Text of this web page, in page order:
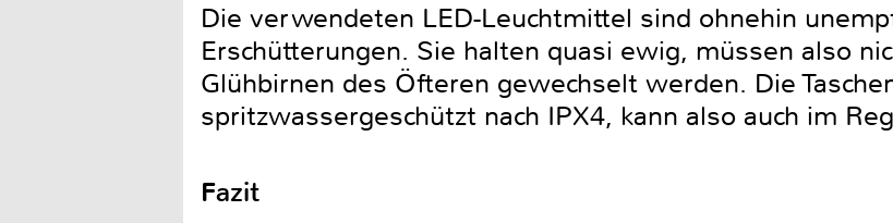
Die verwendeten LED-Leuchtmittel sind ohnehin
Erschütterungen. Sie halten quasi ewig, müssen also
Glühbirnen des Öfteren gewechselt werden. Die
spritzwassergeschützt nach IPX4, kann also auch im
Fazit